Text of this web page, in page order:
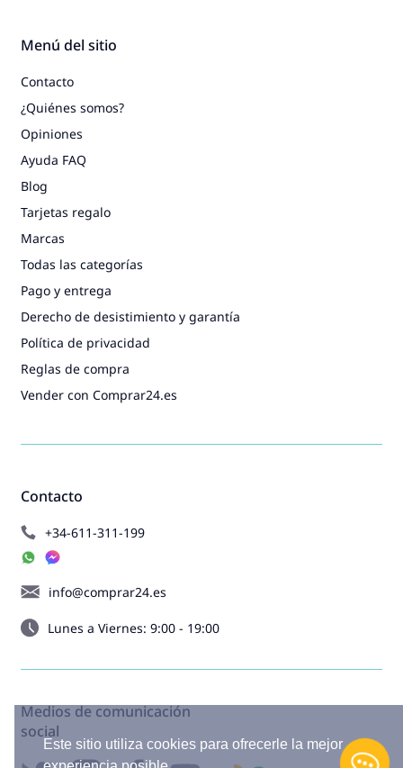
Este sitio utiliza cookies para ofrecerle la mejor
Contacto
+34-611-311-199
info@comprar24.es
Lunes a Viernes: 9:00 - 19:00
Menú del sitio
Contacto
¿Quiénes somos?
Opiniones
Ayuda FAQ
Blog
Tarjetas regalo
Marcas
Todas las categorías
Pago y entrega
Derecho de desistimiento y garantía
Política de privacidad
Reglas de compra
Vender con Comprar24.es
Medios de comunicación
social